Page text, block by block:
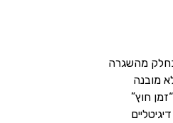
מהשגרה
מובנה
חוץ”